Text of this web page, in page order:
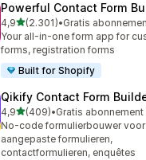
Powerful Contact Form
4,9van 5 sterren
(2.301)
2301 recensies in totaal
•
Your all-in-one form app for
forms, registration forms
Built for Shopify
Qikify Contact Form
4,9van 5 sterren
(409)
409 recensies in totaal
•
No-code formulierbouwer voor
aangepaste formulieren,
contactformulieren, enquêtes